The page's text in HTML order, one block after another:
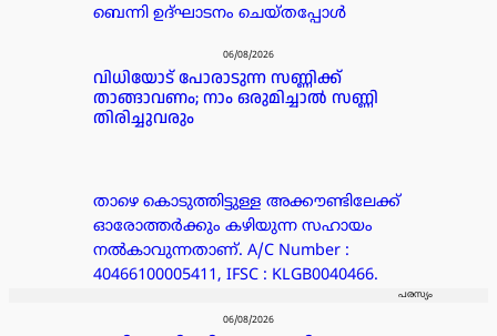
ബെന്നി ഉദ്ഘാടനം ചെയ്തപ്പോൾ
06/08/2026
വിധിയോട് പോരാടുന്ന സണ്ണിക്ക്
താങ്ങാവണം; നാം ഒരുമിച്ചാൽ സണ്ണി
തിരിച്ചുവരും
താഴെ കൊടുത്തിട്ടുള്ള അക്കൗണ്ടിലേക്ക്
ഓരോത്തർക്കും കഴിയുന്ന സഹായം
നൽകാവുന്നതാണ്. A/C Number :
40466100005411, IFSC : KLGB0040466.
പരസ്യം
06/08/2026